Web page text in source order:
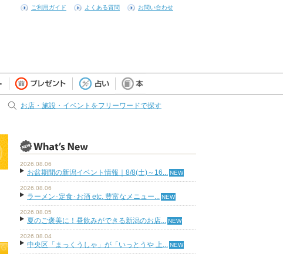
ご利用ガイド よくある質問 お問い合わせ
お店・施設・イベントをフリーワードで探す
2026.08.06
お盆期間の新潟イベント情報｜8/8(土)～16...
2026.08.06
ラーメン･定食･お酒 etc. 豊富なメニュー...
2026.08.05
夏のご褒美に！昼飲みができる新潟のお店...
2026.08.04
中央区「まっくうしゃ」が「いっとうや 上...